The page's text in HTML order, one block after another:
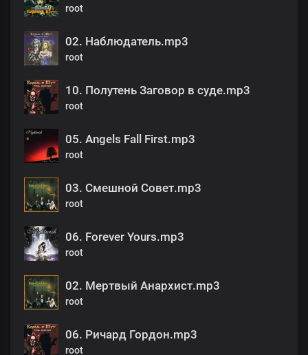
root
02. Наблюдатель.mp3
root
10. Полутень Заговор в суде.mp3
root
05. Angels Fall First.mp3
root
03. Смешной Совет.mp3
root
06. Forever Yours.mp3
root
02. Мертвый Анархист.mp3
root
06. Ричард Гордон.mp3
root